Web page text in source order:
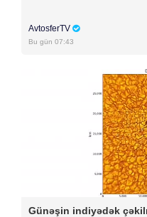
AvtosferTV
Bu gün 07:43
Günəşin indiyədək